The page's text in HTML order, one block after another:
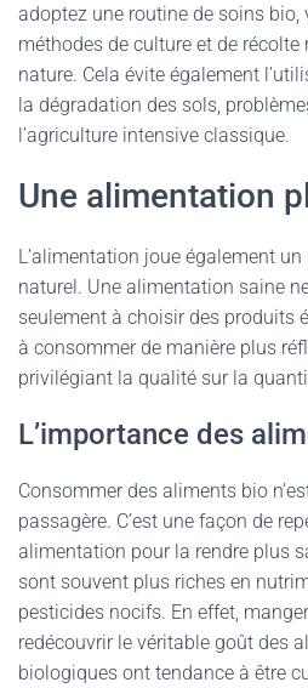
adoptez une routine de soins bio,
méthodes de culture et de récolte
nature. Cela évite également
la dégradation des sols,
l’agriculture intensive classique.
Une alimentation
L’alimentation joue également
naturel. Une alimentation saine
seulement à choisir des produits
à consommer de manière plus
privilégiant la qualité sur la
L’importance des
Consommer des aliments bio
passagère. C’est une façon de
alimentation pour la rendre plus
sont souvent plus riches en
pesticides nocifs. En effet,
redécouvrir le véritable goût des
biologiques ont tendance à être